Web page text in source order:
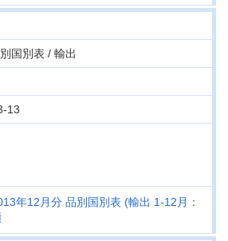
国別表 / 輸出
13
年12月分 品別国別表 (輸出 1-12月：